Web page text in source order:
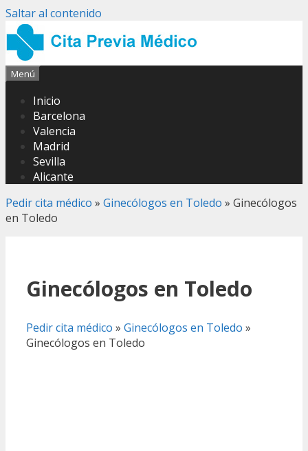
Saltar al contenido
Menú
Inicio
Barcelona
Valencia
Madrid
Sevilla
Alicante
Pedir cita médico » Ginecólogos en Toledo » Ginecólogos
en Toledo
Ginecólogos en Toledo
Pedir cita médico » Ginecólogos en Toledo »
Ginecólogos en Toledo